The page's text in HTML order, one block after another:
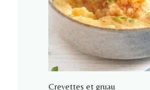
Crevettes et gruau